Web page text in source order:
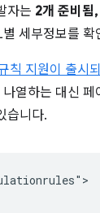
자는 2개 준비됨,
별 세부정보를 확
칙 지원이 출시
열하는 대신 페
습니다.